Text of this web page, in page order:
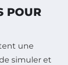
POUR
une
simuler et